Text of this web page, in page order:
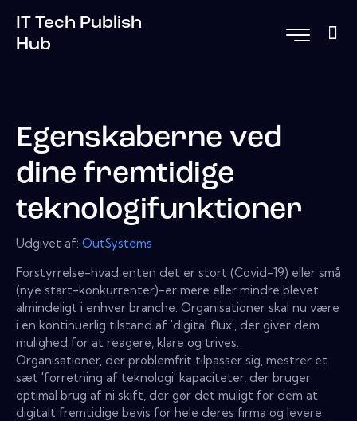
IT Tech Publish
Hub
Egenskaberne ved
dine fremtidige
teknologifunktioner
Udgivet af: OutSystems
Forstyrrelse-hvad enten det er stort (Covid-19) eller små
(nye start-konkurrenter)-er mere eller mindre blevet
almindeligt i enhver branche. Organisationer skal nu være
i en kontinuerlig tilstand af 'digital flux', der giver dem
mulighed for at reagere, klare og trives.
Organisationer, der problemfrit tilpasser sig, mestrer et
sæt 'forretning af teknologi' kapaciteter, der bruger
optimal brug af ni skift, der gør det muligt for dem at
digitalt fremtidige bevis for hele deres firma og levere